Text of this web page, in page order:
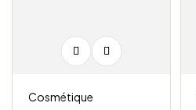
Cosmétique